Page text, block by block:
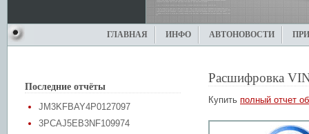
ГЛАВНАЯ ИНФО АВТОНОВОСТИ
Последние отчёты
JM3KFBAY4P0127097
3PCAJ5EB3NF109974
Расшифровка
Купить полный отчет